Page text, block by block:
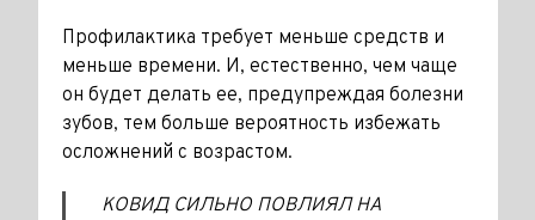
Профилактика требует мень­ше средств и
меньше времени. И, естественно, чем чаще
он будет делать ее, предупреждая болезни
зубов, тем больше вероятность из­бежать
осложнений с возрастом.
КОВИД СИЛЬНО ПОВЛИЯЛ НА